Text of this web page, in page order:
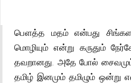
பௌத்த மதம் என்பது
மொழியும் என்று கருதும்
தவறானது. அதே போல்
தமிழ் இனமும் தமிழும் ஒன்று